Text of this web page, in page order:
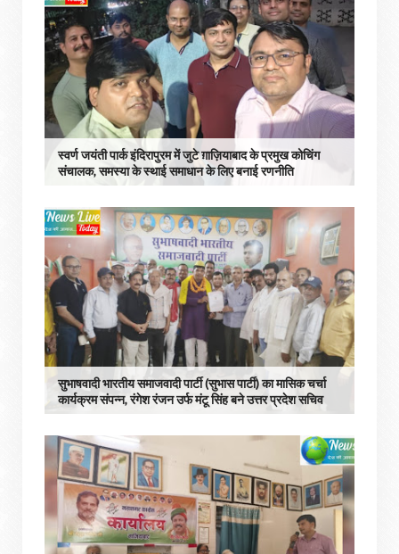
स्वर्ण जयंती पार्क इंदिरापुरम में जुटे ग़ाज़ियाबाद के प्रमुख कोचिंग
संचालक, समस्या के स्थाई समाधान के लिए बनाई रणनीति
सुभाषवादी भारतीय समाजवादी पार्टी (सुभास पार्टी) का मासिक चर्चा
कार्यक्रम संपन्न, रंगेश रंजन उर्फ मंटू सिंह बने उत्तर प्रदेश सचिव